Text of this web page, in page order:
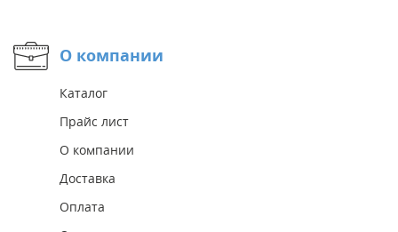
О компании
Каталог
Прайс лист
О компании
Доставка
Оплата